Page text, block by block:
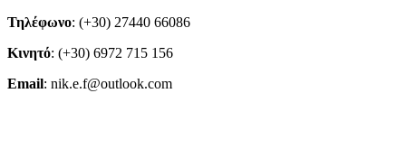
Τηλέφωνο: (+30) 27440 66086
Κινητό: (+30) 6972 715 156
Email: nik.e.f@outlook.com